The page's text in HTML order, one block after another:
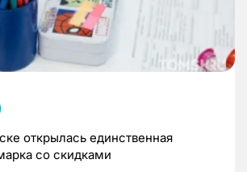
открылась единственная
со скидками